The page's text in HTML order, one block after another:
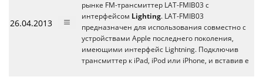
26.04.2013
рынке FM-трансмиттер LAT-FMIB03 с
интерфейсом Lighting. LAT-FMIB03
предназначен для использования совместно с
устройствами Apple последнего поколения,
имеющими интерфейс Lightning. Подключив
трансмиттер к iPad, iPod или iPhone, и вставив е